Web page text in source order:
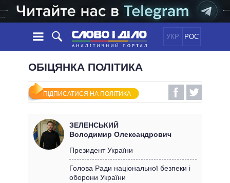
УКР РОС
НОВИНИ
СТРІЧКА
ПОДІЇ
СТАТТІ
ДУМКИ
ОГЛЯДИ
ДАЙДЖЕСТИ
ПОЛІТИКА
ЕКОНОМІКА
СВІТ
ОБIЦЯНКИ
УСІ ПОЛІТИКИ
ПРЕЗИДЕНТ І ОФІС
КАБІНЕТ МІНІСТРІВ
ІНФОГРАФІКА
ВІДЕО
ПІДТРИМАТИ
ОБІЦЯНКА ПОЛІТИКА
ПІДПИСАТИСЯ НА ПОЛІТИКА
ЗЕЛЕНСЬКИЙ
Володимир Олександрович
Президент України
Голова Ради національної безпеки і
оборони України